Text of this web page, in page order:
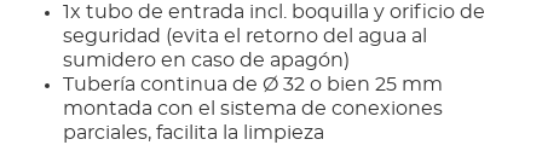
1x tubo de entrada incl. boquilla y orificio de
seguridad (evita el retorno del agua al
sumidero en caso de apagón)
Tubería continua de Ø 32 o bien 25 mm
montada con el sistema de conexiones
parciales, facilita la limpieza